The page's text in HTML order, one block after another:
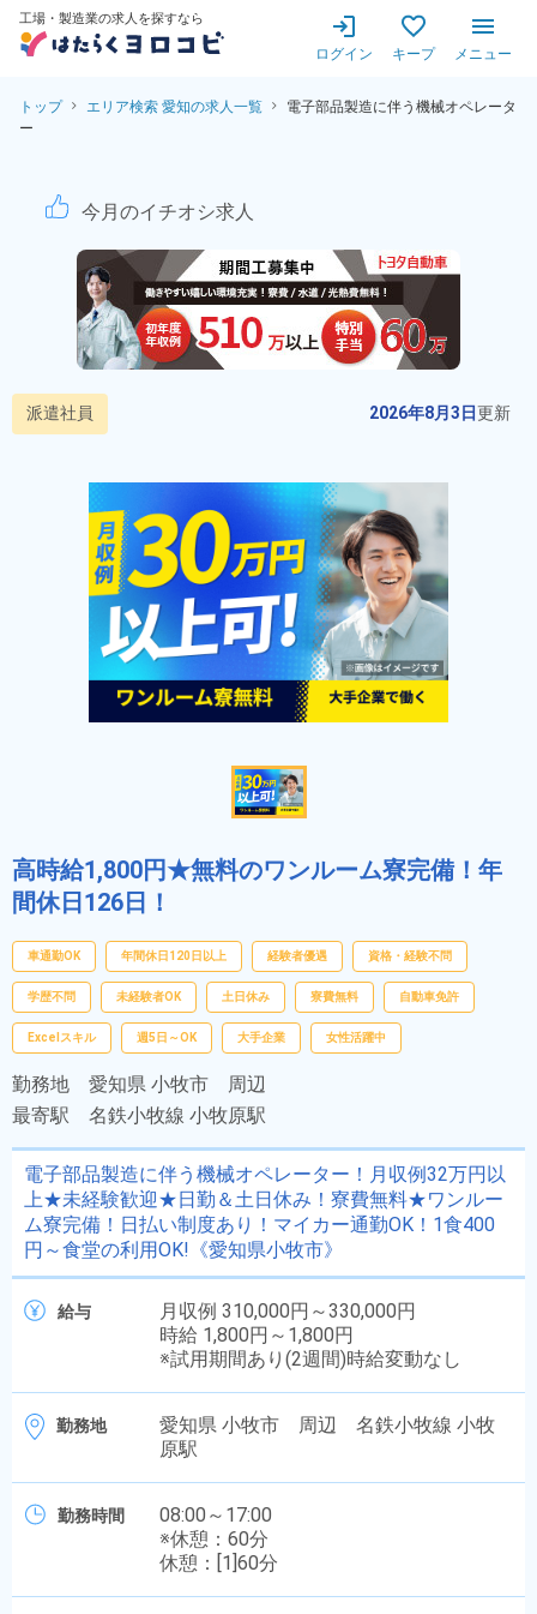
工場・製造業の求人を探すなら
ログイン キープ メニュー
トップ エリア検索 愛知の求人一覧
電子部品製造に伴う機械オペレータ
ー
電子部品製造に伴う機械オ
今月のイチオシ求人
派遣社員 2026年8月3日更新
高時給1,800円★無料のワンルーム寮完備！年
間休日126日！
車通勤OK 年間休日120日以上 経験者優遇 資格・経験不問
学歴不問 未経験者OK 土日休み 寮費無料 自動車免許
Excelスキル 週5日～OK 大手企業 女性活躍中
勤務地 愛知県 小牧市 周辺
最寄駅 名鉄小牧線 小牧原駅
電子部品製造に伴う機械オペレーター！月収例32万円以
上★未経験歓迎★日勤＆土日休み！寮費無料★ワンルー
ム寮完備！日払い制度あり！マイカー通勤OK！1食400
円～食堂の利用OK!《愛知県小牧市》
給与
月収例 310,000円～330,000円
時給 1,800円～1,800円
※試用期間あり(2週間)時給変動なし
勤務地
愛知県 小牧市 周辺 名鉄小牧線 小牧
原駅
勤務時間
08:00～17:00
※休憩：60分
休憩：[1]60分